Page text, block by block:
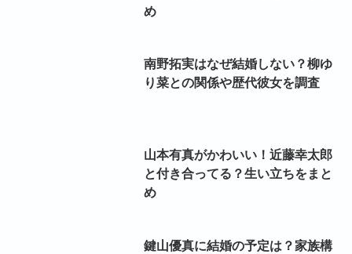
め
南野拓実はなぜ結婚しない？柳ゆ
り菜との関係や歴代彼女を調査
山本有真がかわいい！近藤幸太郎
と付き合ってる？生い立ちをまと
め
鍵山優真に結婚の予定は？家族構